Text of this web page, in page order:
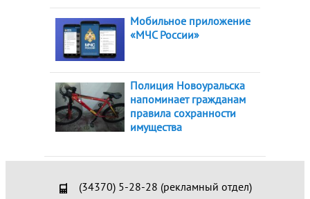
Мобильное приложение
«МЧС России»
Полиция Новоуральска
напоминает гражданам
правила сохранности
имущества
(34370) 5-28-28 (рекламный отдел)